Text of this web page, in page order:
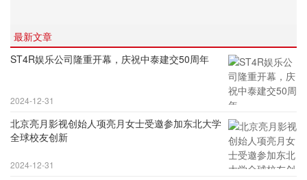
最新文章
ST4R娱乐公司隆重开幕，庆祝中泰建交50周年
2024-12-31
北京亮月影视创始人项亮月女士受邀参加东北大学
全球校友创新
2024-12-31